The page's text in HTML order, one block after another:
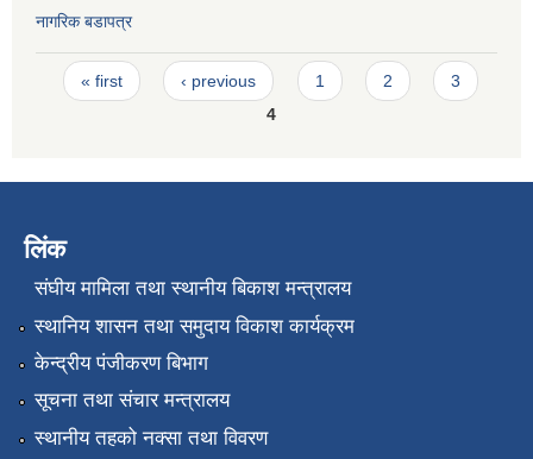
नागरिक बडापत्र
Pages
« first ‹ previous 1 2
3
4
लिंक
संघीय मामिला तथा स्थानीय बिकाश मन्त्रालय
स्थानिय शासन तथा समुदाय विकाश कार्यक्रम
केन्द्रीय पंजीकरण बिभाग
सूचना तथा संचार मन्त्रालय
स्थानीय तहको नक्सा तथा विवरण